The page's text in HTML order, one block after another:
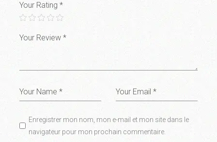
Your Rating*
Enregistrer mon nom, mon e-mail et mon site dans le
navigateur pour mon prochain commentaire.